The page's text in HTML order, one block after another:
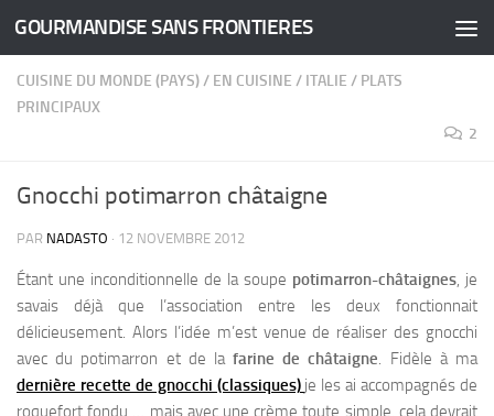
Skip to content
GOURMANDISE SANS FRONTIERES
CUISINE DU MONDE (PAYS)/ EN CUISINE / ITALIE / PLATS
PRINCIPAUX
2
Gnocchi potimarron châtaigne
PAR NADASTO · 12 NOVEMBRE 2012
Étant une inconditionnelle de la soupe potimarron-châtaignes, je
savais déjà que l’association entre les deux fonctionnait
délicieusement. Alors l’idée m’est venue de réaliser des gnocchi
avec du potimarron et de lafarine de châtaigne. Fidèle à ma
dernière recette de gnocchi (classiques) je les ai accompagnés de
roquefort fondu … mais avec une crème toute simple, cela devrait